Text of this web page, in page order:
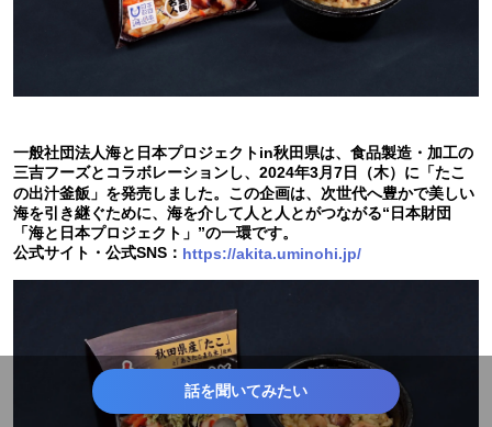
一般社団法人海と日本プロジェクトin秋田県は、食品製造・加工の
三吉フーズとコラボレーションし、2024年3月7日（木）に「たこ
の出汁釜飯」を発売しました。この企画は、次世代へ豊かで美しい
海を引き継ぐために、海を介して人と人とがつながる“日本財団
「海と日本プロジェクト」”の一環です。
公式サイト・公式SNS： https://akita.uminohi.jp/
話を聞いてみたい